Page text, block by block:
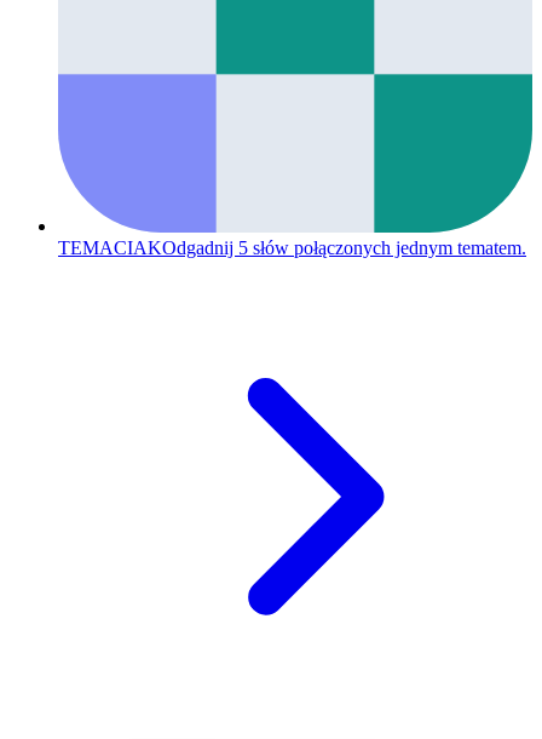
TEMACIAKOdgadnij 5 słów połączonych jednym tematem.